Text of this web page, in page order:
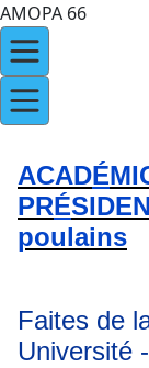
AMOPA 66
ACADÉ
PRÉ
poulains
Faites de
Université